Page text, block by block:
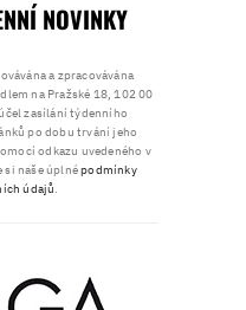
NOVINKY
a zpracovávána
na Pražské 18, 102 00
zasílání týdenního
po dobu trvání jeho
odkazu uvedeného v
si naše úplnépodmínky
údajů.